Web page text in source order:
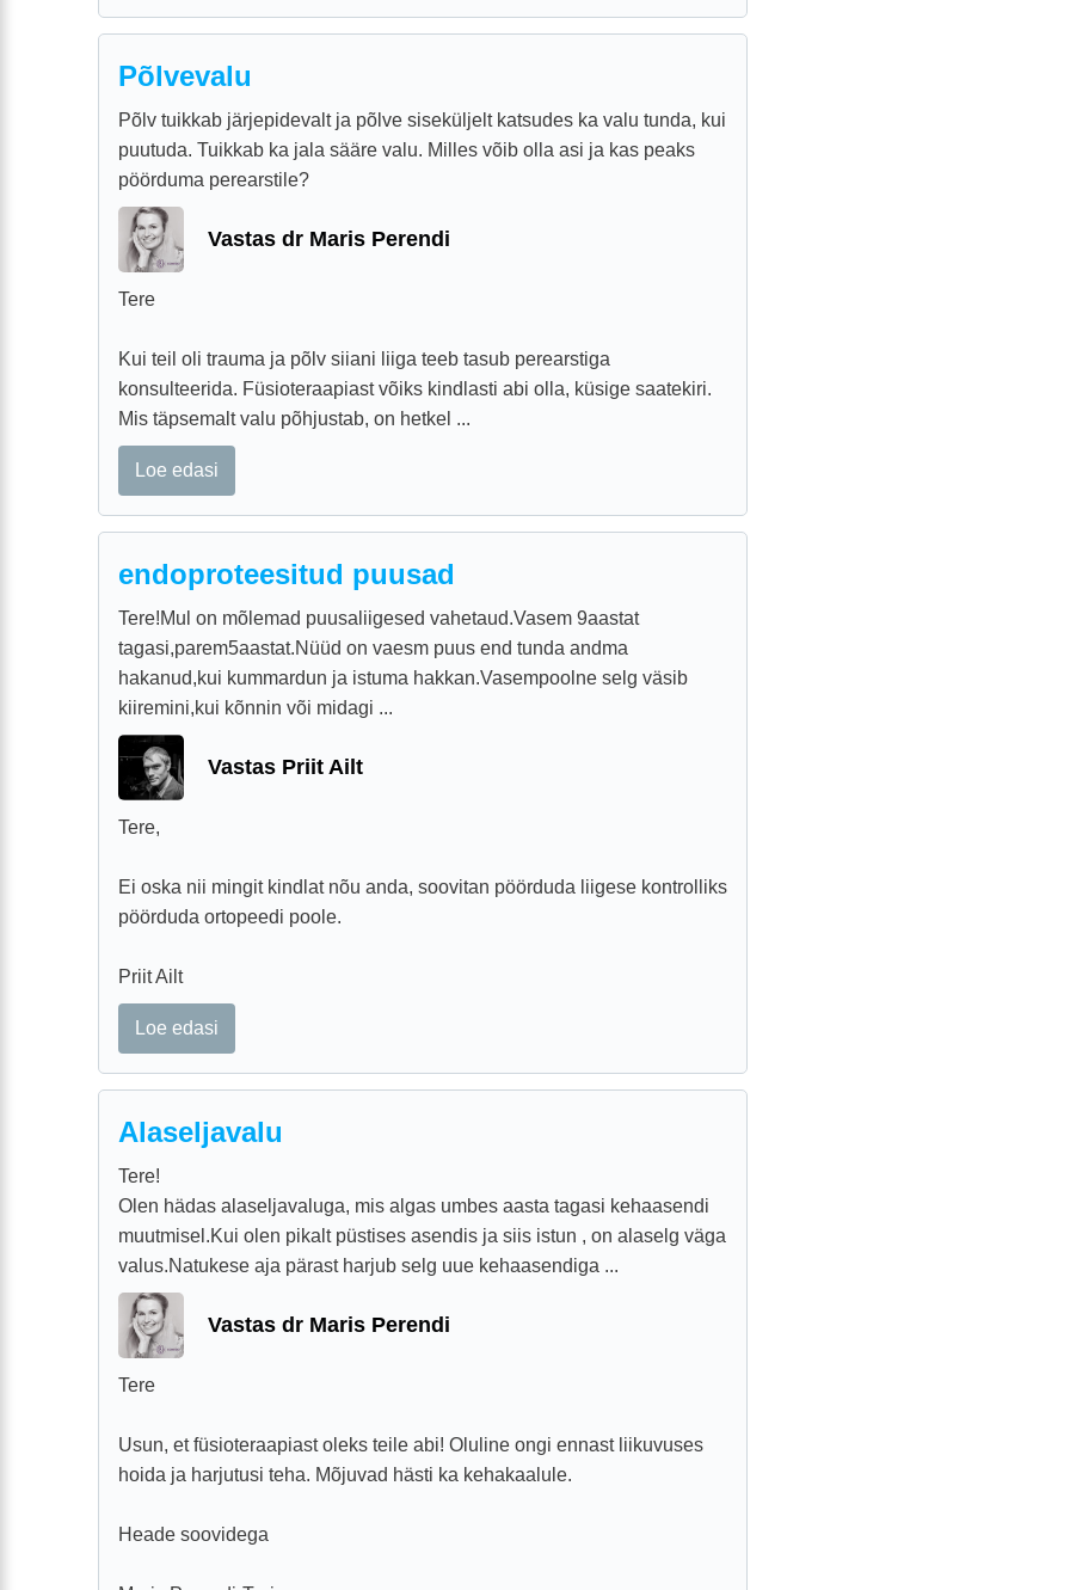
Põlvevalu
Põlv tuikkab järjepidevalt ja põlve siseküljelt katsudes ka valu tunda, kui
puutuda. Tuikkab ka jala sääre valu. Milles võib olla asi ja kas peaks
pöörduma perearstile?
Vastas dr Maris Perendi
Tere
Kui teil oli trauma ja põlv siiani liiga teeb tasub perearstiga
konsulteerida. Füsioteraapiast võiks kindlasti abi olla, küsige saatekiri.
Mis täpsemalt valu põhjustab, on hetkel ...
Loe edasi
endoproteesitud puusad
Tere!Mul on mõlemad puusaliigesed vahetaud.Vasem 9aastat
tagasi,parem5aastat.Nüüd on vaesm puus end tunda andma
hakanud,kui kummardun ja istuma hakkan.Vasempoolne selg väsib
kiiremini,kui kõnnin või midagi ...
Vastas Priit Ailt
Tere,
Ei oska nii mingit kindlat nõu anda, soovitan pöörduda liigese kontrolliks
pöörduda ortopeedi poole.
Priit Ailt
Loe edasi
Alaseljavalu
Tere!
Olen hädas alaseljavaluga, mis algas umbes aasta tagasi kehaasendi
muutmisel.Kui olen pikalt püstises asendis ja siis istun , on alaselg väga
valus.Natukese aja pärast harjub selg uue kehaasendiga ...
Vastas dr Maris Perendi
Tere
Usun, et füsioteraapiast oleks teile abi! Oluline ongi ennast liikuvuses
hoida ja harjutusi teha. Mõjuvad hästi ka kehakaalule.
Heade soovidega